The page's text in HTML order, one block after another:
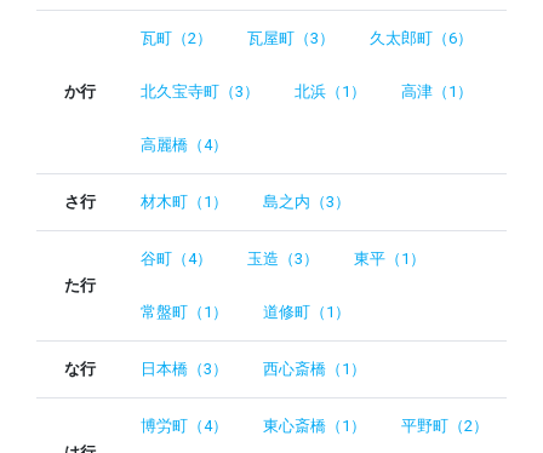
か行
瓦町（2） 瓦屋町（3） 久太郎町（6）
北久宝寺町（3） 北浜（1） 高津（1）
高麗橋（4）
さ行 材木町（1） 島之内（3）
た行
谷町（4） 玉造（3） 東平（1）
常盤町（1） 道修町（1）
な行 日本橋（3） 西心斎橋（1）
博労町（4） 東心斎橋（1） 平野町（2）